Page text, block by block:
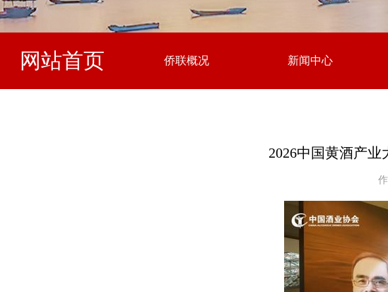
网站首页 侨联概况 新闻中心
2026中国黄酒产